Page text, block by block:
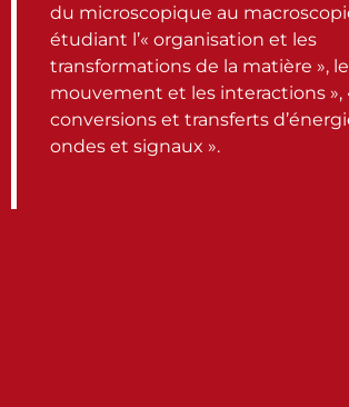
du microscopique au
étudiant l’« organisation et les
transformations de la matière », le
mouvement et les interactions »,
conversions et transferts
ondes et signaux ».